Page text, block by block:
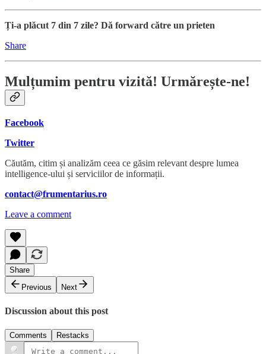
Ți-a plăcut 7 din 7 zile? Dă forward către un prieten
Share
Mulțumim pentru vizită! Urmărește-ne!
Facebook
Twitter
Căutăm, citim și analizăm ceea ce găsim relevant despre lumea
intelligence-ului și serviciilor de informații.
contact@frumentarius.ro
Leave a comment
Share
Previous
Next
Discussion about this post
Comments Restacks